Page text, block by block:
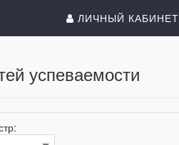
ЛИЧНЫЙ КАБИНЕТ
успеваемости